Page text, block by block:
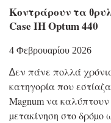
Κοντράρουν τα
Case IH Optum 440
4 Φεβρουαρίου 2026
∆εν πάνε πολλά
κατηγορία που
Magnum να
µετακίνηση στο δρόµο